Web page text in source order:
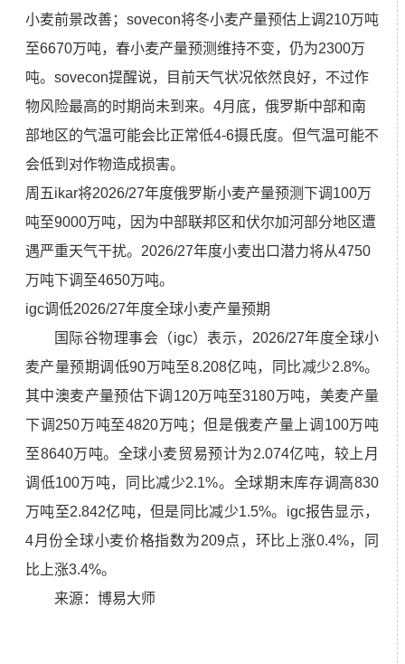
小麦前景改善；sovecon将冬小麦产量预估上调210万吨
至6670万吨，春小麦产量预测维持不变，仍为2300万
吨。sovecon提醒说，目前天气状况依然良好，不过作
物风险最高的时期尚未到来。4月底，俄罗斯中部和南
部地区的气温可能会比正常低4-6摄氏度。但气温可能不
会低到对作物造成损害。
周五ikar将2026/27年度俄罗斯小麦产量预测下调100万
吨至9000万吨，因为中部联邦区和伏尔加河部分地区遭
遇严重天气干扰。2026/27年度小麦出口潜力将从4750
万吨下调至4650万吨。
igc调低2026/27年度全球小麦产量预期
国际谷物理事会（igc）表示，2026/27年度全球小
麦产量预期调低90万吨至8.208亿吨，同比减少2.8%。
其中澳麦产量预估下调120万吨至3180万吨，美麦产量
下调250万吨至4820万吨；但是俄麦产量上调100万吨
至8640万吨。全球小麦贸易预计为2.074亿吨，较上月
调低100万吨，同比减少2.1%。全球期末库存调高830
万吨至2.842亿吨，但是同比减少1.5%。igc报告显示，
4月份全球小麦价格指数为209点，环比上涨0.4%，同
比上涨3.4%。
来源：博易大师